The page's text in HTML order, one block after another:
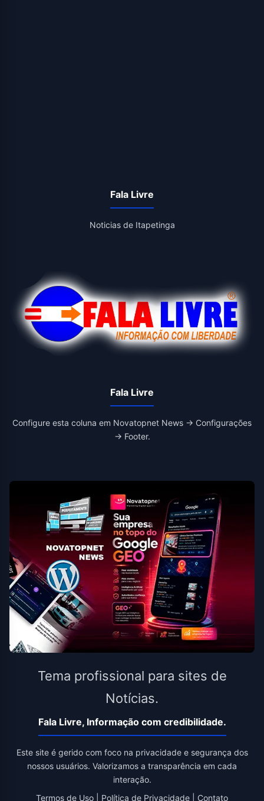
Fala Livre
Noticias de Itapetinga
Fala Livre
Configure esta coluna em Novatopnet News → Configurações
→ Footer.
Tema profissional para sites de
Notícias.
Fala Livre, Informação com credibilidade.
Este site é gerido com foco na privacidade e segurança dos
nossos usuários. Valorizamos a transparência em cada
interação.
Termos de Uso
Política de Privacidade Contato